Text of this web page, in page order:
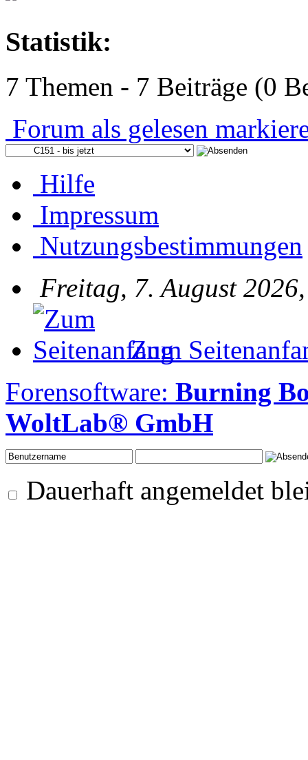
Statistik:
7 Themen - 7 Beiträge (0
Forum als gelesen
Hilfe
Impressum
Nutzungsbestimmungen
Freitag, 7. August
Zum
Forensoftware: Burning
WoltLab® GmbH
Dauerhaft angemeldet